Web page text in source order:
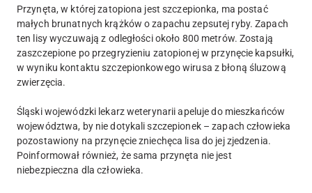
Przynęta, w której zatopiona jest szczepionka, ma postać
małych brunatnych krążków o zapachu zepsutej ryby. Zapach
ten lisy wyczuwają z odległości około 800 metrów. Zostają
zaszczepione po przegryzieniu zatopionej w przynęcie kapsułki,
w wyniku kontaktu szczepionkowego wirusa z błoną śluzową
zwierzęcia.
Śląski wojewódzki lekarz weterynarii apeluje do mieszkańców
województwa, by nie dotykali szczepionek – zapach człowieka
pozostawiony na przynęcie zniechęca lisa do jej zjedzenia.
Poinformował również, że sama przynęta nie jest
niebezpieczna dla człowieka.